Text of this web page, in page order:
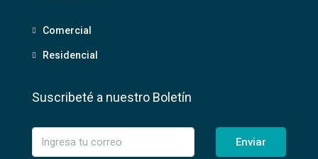
Comercial
Residencial
Suscribeté a nuestro Boletín
Enviar